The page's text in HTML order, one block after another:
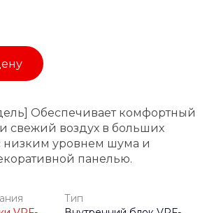
Обеспечивает комфортный
свежий воздух в больших
низким уровнем шума и
панелью.
Тип